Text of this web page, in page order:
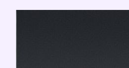
Перейти